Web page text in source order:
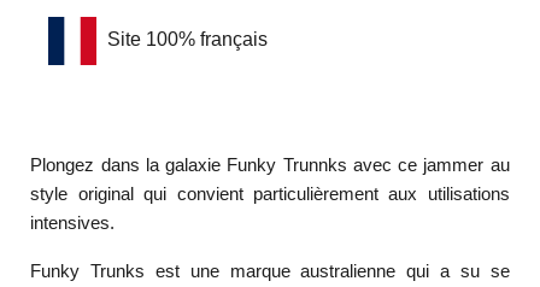
Site 100% français
Plongez dans la galaxie Funky Trunnks avec ce jammer au
style original qui convient particulièrement aux utilisations
intensives.
Funky Trunks est une marque australienne qui a su se